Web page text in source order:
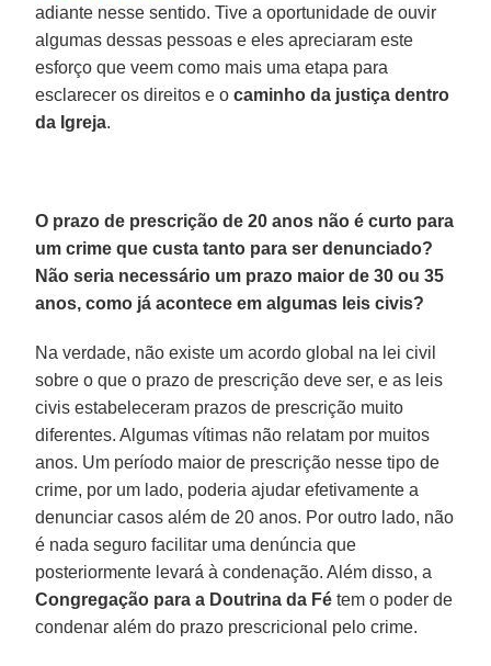
adiante nesse sentido. Tive a oportunidade de ouvir
algumas dessas pessoas e eles apreciaram este
esforço que veem como mais uma etapa para
esclarecer os direitos e ocaminho da justiça dentro
da Igreja.
O prazo de prescrição de 20 anos não é curto para
um crime que custa tanto para ser denunciado?
Não seria necessário um prazo maior de 30 ou 35
anos, como já acontece em algumas leis civis?
Na verdade, não existe um acordo global na lei civil
sobre o que o prazo de prescrição deve ser, e as leis
civis estabeleceram prazos de prescrição muito
diferentes. Algumas vítimas não relatam por muitos
anos. Um período maior de prescrição nesse tipo de
crime, por um lado, poderia ajudar efetivamente a
denunciar casos além de 20 anos. Por outro lado, não
é nada seguro facilitar uma denúncia que
posteriormente levará à condenação. Além disso, a
Congregação para a Doutrina da Fé tem o poder de
condenar além do prazo prescricional pelo crime.